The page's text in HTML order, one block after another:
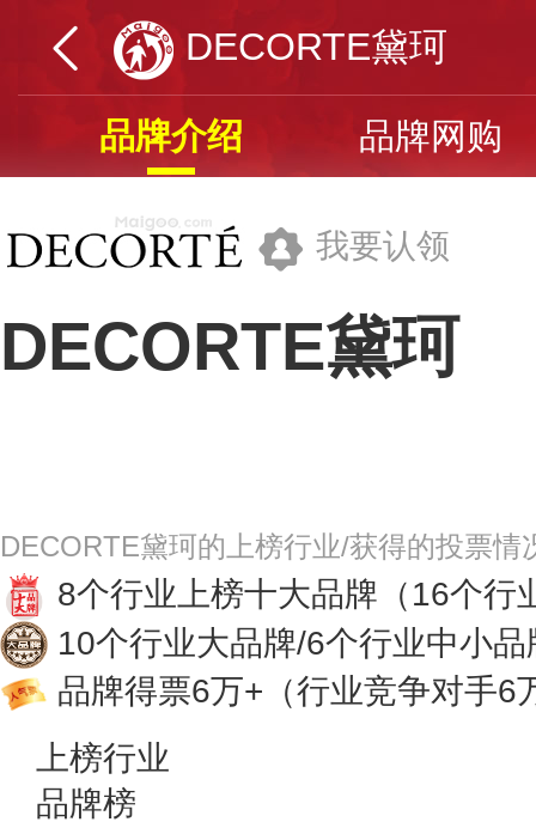
DECORTE黛珂
品牌介绍 品牌网购
我要认领
DECORTE黛珂
DECORTE黛珂的上榜行业/获得的投票情
8个行业上榜十大品牌 （16个行
10个行业大品牌/6个行业中小品
品牌得票6万+ （行业竞争对手6
上榜行业
品牌榜